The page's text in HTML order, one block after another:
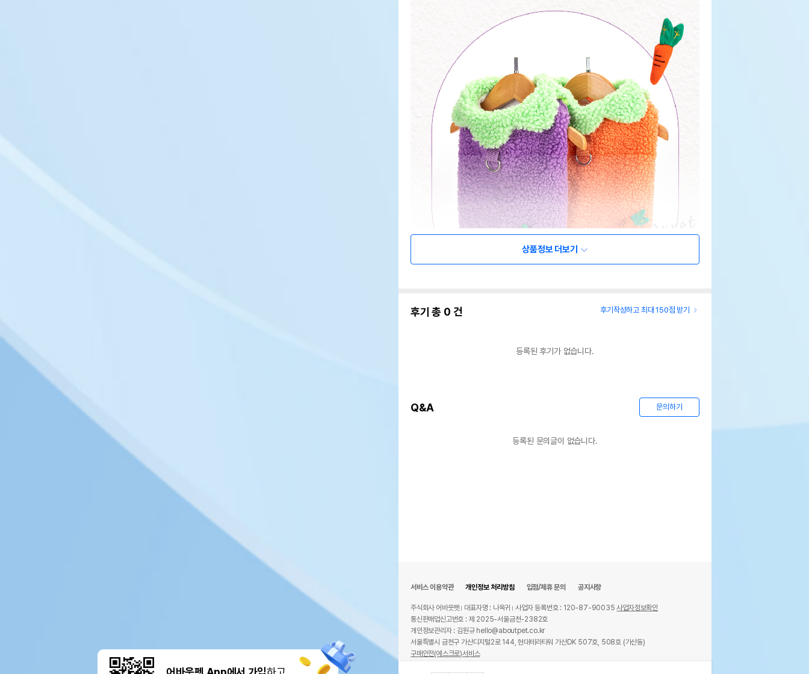
상품정보 더보기
후기 총 0 건 후기작성하고 최대 150점 받기
등록된 후기가 없습니다.
Q&A 문의하기
등록된 문의글이 없습니다.
서비스 이용약관 개인정보 처리방침 입점/제휴 문의 공지사항
주식회사 어바웃펫 대표자명 : 나옥귀 사업자 등록번호 : 120-87-90035사업자정보확인
통신판매업신고번호 : 제 2025-서울금천-2382호
개인정보관리자 : 김원규 hello@aboutpet.co.kr
서울특별시 금천구 가산디지털2로 144, 현대테라타워 가산DK 507호, 508호 (가산동)
구매안전(에스크로)서비스